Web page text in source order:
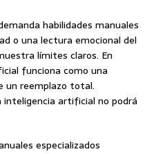
habilidades manuales
o una lectura emocional del
límites claros. En
funciona como una
un reemplazo total.
artificial no podrá
especializados